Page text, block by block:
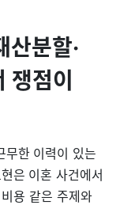
분할·
쟁점이
무한 이력이 있는
은 이혼 사건에서
용 같은 주제와